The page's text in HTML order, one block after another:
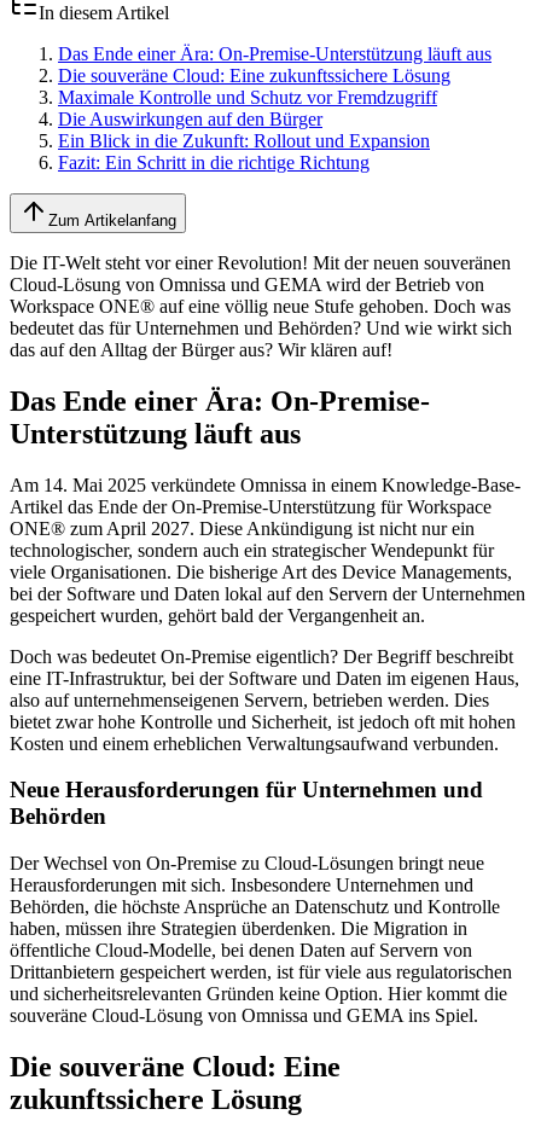
In diesem Artikel
Das Ende einer Ära: On-Premise-Unterstützung läuft aus
Die souveräne Cloud: Eine zukunftssichere Lösung
Maximale Kontrolle und Schutz vor Fremdzugriff
Die Auswirkungen auf den Bürger
Ein Blick in die Zukunft: Rollout und Expansion
Fazit: Ein Schritt in die richtige Richtung
Zum Artikelanfang
Die IT-Welt steht vor einer Revolution! Mit der neuen souveränen
Cloud-Lösung von Omnissa und GEMA wird der Betrieb von
Workspace ONE® auf eine völlig neue Stufe gehoben. Doch was
bedeutet das für Unternehmen und Behörden? Und wie wirkt sich
das auf den Alltag der Bürger aus? Wir klären auf!
Das Ende einer Ära: On-Premise-
Unterstützung läuft aus
Am 14. Mai 2025 verkündete Omnissa in einem Knowledge-Base-
Artikel das Ende der On-Premise-Unterstützung für Workspace
ONE® zum April 2027. Diese Ankündigung ist nicht nur ein
technologischer, sondern auch ein strategischer Wendepunkt für
viele Organisationen. Die bisherige Art des Device Managements,
bei der Software und Daten lokal auf den Servern der Unternehmen
gespeichert wurden, gehört bald der Vergangenheit an.
Doch was bedeutet On-Premise eigentlich? Der Begriff beschreibt
eine IT-Infrastruktur, bei der Software und Daten im eigenen Haus,
also auf unternehmenseigenen Servern, betrieben werden. Dies
bietet zwar hohe Kontrolle und Sicherheit, ist jedoch oft mit hohen
Kosten und einem erheblichen Verwaltungsaufwand verbunden.
Neue Herausforderungen für Unternehmen und
Behörden
Der Wechsel von On-Premise zu Cloud-Lösungen bringt neue
Herausforderungen mit sich. Insbesondere Unternehmen und
Behörden, die höchste Ansprüche an Datenschutz und Kontrolle
haben, müssen ihre Strategien überdenken. Die Migration in
öffentliche Cloud-Modelle, bei denen Daten auf Servern von
Drittanbietern gespeichert werden, ist für viele aus regulatorischen
und sicherheitsrelevanten Gründen keine Option. Hier kommt die
souveräne Cloud-Lösung von Omnissa und GEMA ins Spiel.
Die souveräne Cloud: Eine
zukunftssichere Lösung